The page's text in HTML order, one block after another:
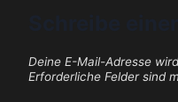
Deine E-Mail-Adresse
Erforderliche Felder sind